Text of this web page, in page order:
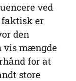
ved
faktisk er
den
vis mængde
for at
store